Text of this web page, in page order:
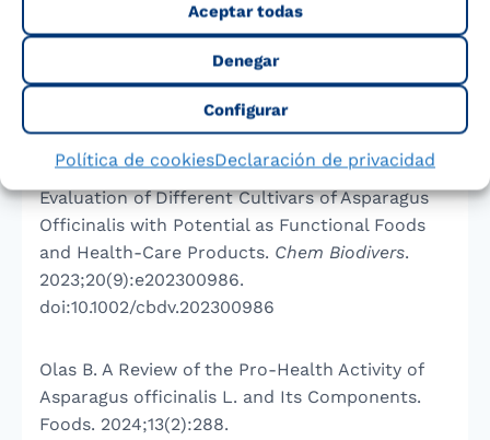
Aceptar todas
Denegar
Configurar
Política de cookiesDeclaración de privacidad
profile, medicinal profile, preservation, and
J Sci Food Agric
2023;103(5):2239-2250. doi:10.1002/jsfa.12358
Nutritional Composition Profiles and Quality
Evaluation of Different Cultivars of Asparagus
Officinalis with Potential as Functional Foods
and Health-Care Products. Chem Biodivers.
2023;20(9):e202300986.
doi:10.1002/cbdv.202300986
Olas B. A Review of the Pro-Health Activity of
Asparagus officinalis L. and Its Components.
Foods. 2024;13(2):288.